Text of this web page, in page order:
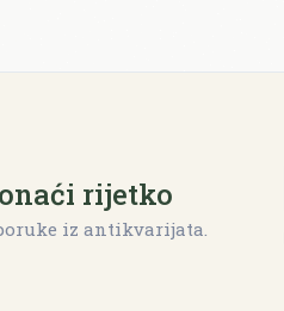
rijetko
iz antikvarijata.